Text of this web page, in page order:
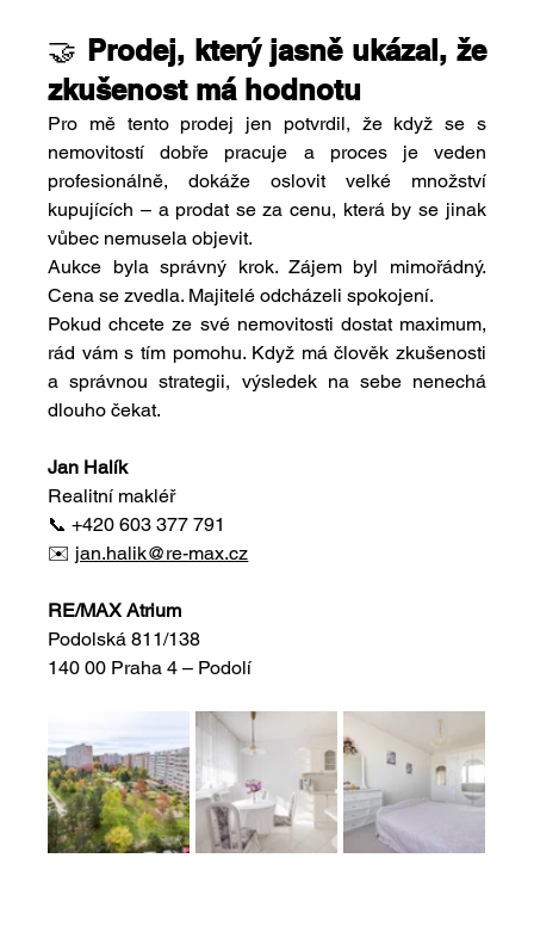
🤝 Prodej, který jasně ukázal, že
zkušenost má hodnotu
Pro mě tento prodej jen potvrdil, že když se s
nemovitostí dobře pracuje a proces je veden
profesionálně, dokáže oslovit velké množství
kupujících – a prodat se za cenu, která by se jinak
vůbec nemusela objevit.
Aukce byla správný krok. Zájem byl mimořádný.
Cena se zvedla. Majitelé odcházeli spokojení.
Pokud chcete ze své nemovitosti dostat maximum,
rád vám s tím pomohu. Když má člověk zkušenosti
a správnou strategii, výsledek na sebe nenechá
dlouho čekat.
Jan Halík
Realitní makléř
📞 +420 603 377 791
✉️ jan.halik@re-max.cz
RE/MAX Atrium
Podolská 811/138
140 00 Praha 4 – Podolí